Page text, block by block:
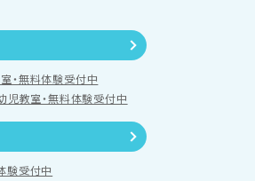
・無料体験受付中
児教室・無料体験受付中
験受付中